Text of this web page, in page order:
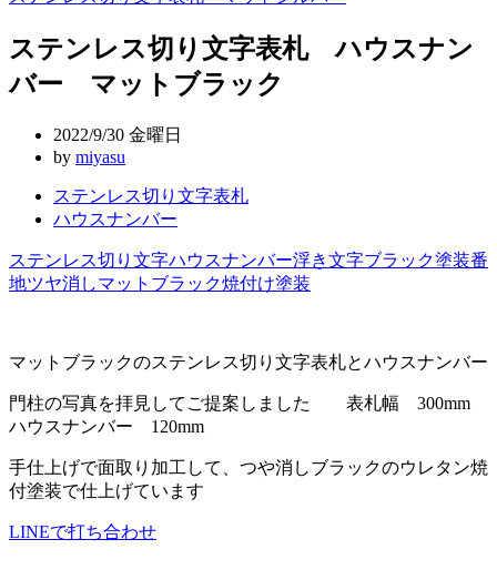
稿
ナ
ビ
ン
ステンレス切り文字表札 ハウスナン
バー マットブラック
2022/9/30 金曜日
by miyasu
ステンレス切り文字表札
ハウスナンバー
ステンレス切り文字ハウスナンバー浮き文字ブラック塗装番
地ツヤ消しマットブラック焼付け塗装
マットブラックのステンレス切り文字表札とハウスナンバー
門柱の写真を拝見してご提案しました 表札幅 300mm
ハウスナンバー 120mm
手仕上げで面取り加工して、つや消しブラックのウレタン焼
付塗装で仕上げています
LINEで打ち合わせ